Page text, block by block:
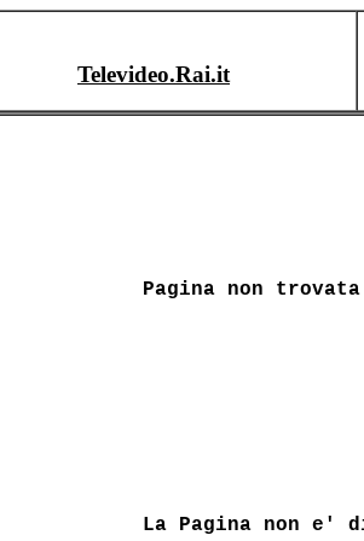
Televideo.Rai.it
Pagina non trovata
La Pagina non e'